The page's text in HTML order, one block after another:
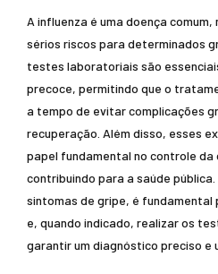
A influenza é uma doença
sérios riscos para determinados
testes laboratoriais são
precoce, permitindo que o
a tempo de evitar complicações
recuperação. Além disso, esses
papel fundamental no controle da
contribuindo para a saúde
sintomas de gripe, é
e, quando indicado, realizar os
garantir um diagnóstico preciso e